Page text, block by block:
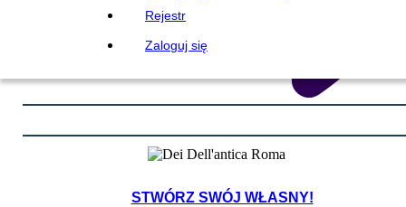
Rejestr
Zaloguj się
STWÓRZ SWÓJ WŁASNY!